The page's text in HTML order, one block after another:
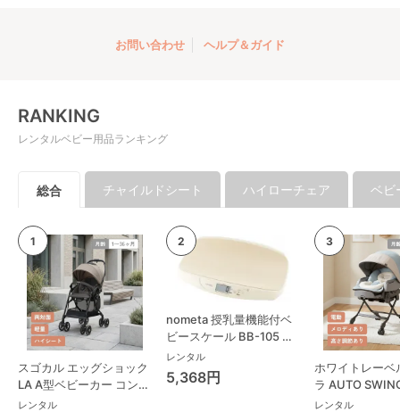
お問い合わせ ヘルプ＆ガイド
RANKING
レンタルベビー用品ランキング
総合 チャイルドシート ハイローチェア ベビ
スゴカル エッグショック
LA A型ベビーカー コンビ
(Combi)
レンタル
nometa 授乳量機能付ベ
ビースケール BB-105 タ
ニタ(TANITA) ベビースケ
ール・体重計
レンタル
5,368円
ホワイトレーベ
ラ AUTO
Long スリープ
レンタル